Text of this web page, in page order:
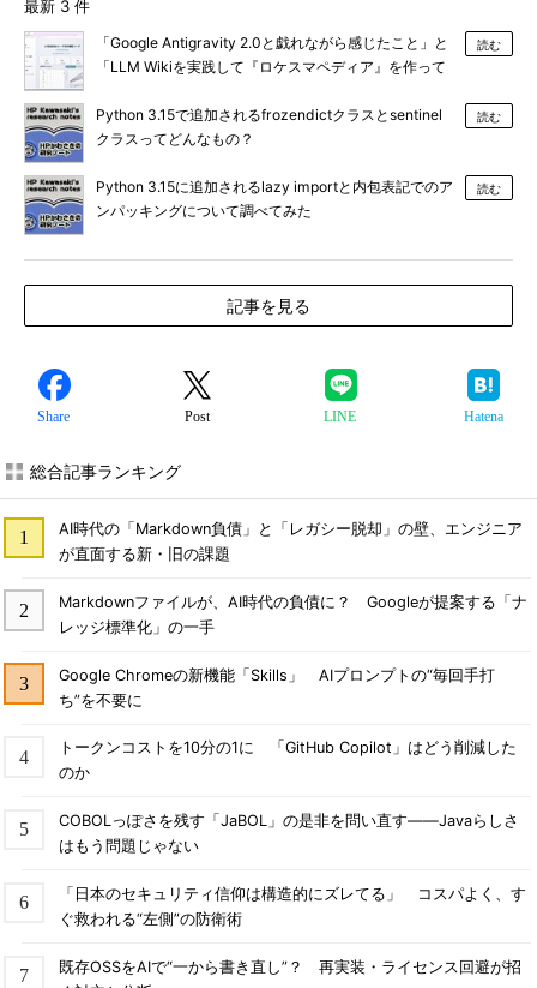
最新 3 件
「Google Antigravity 2.0と戯れながら感じたこと」と
「LLM Wikiを実践して『ロケスマペディア』を作って
読む
Python 3.15で追加されるfrozendictクラスとsentinel
クラスってどんなもの？
読む
Python 3.15に追加されるlazy importと内包表記でのア
ンパッキングについて調べてみた
読む
記事を見る
Share Post LINE Hatena
総合記事ランキング
AI時代の「Markdown負債」と「レガシー脱却」の壁、エンジニア
が直面する新・旧の課題
Markdownファイルが、AI時代の負債に？ Googleが提案する「ナ
レッジ標準化」の一手
Google Chromeの新機能「Skills」 AIプロンプトの“毎回手打
ち”を不要に
トークンコストを10分の1に 「GitHub Copilot」はどう削減した
のか
COBOLっぽさを残す「JaBOL」の是非を問い直す――Javaらしさ
はもう問題じゃない
「日本のセキュリティ信仰は構造的にズレてる」 コスパよく、す
ぐ救われる“左側”の防衛術
既存OSSをAIで“一から書き直し”？ 再実装・ライセンス回避が招